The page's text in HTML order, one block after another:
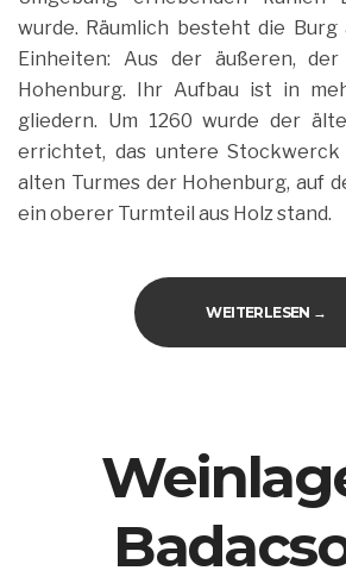
wurde. Räumlich besteht die
Einheiten: Aus der äußeren,
Hohenburg. Ihr Aufbau ist in
gliedern. Um 1260 wurde der
errichtet, das untere Stockwerck
alten Turmes der Hohenburg, auf
ein oberer Turmteil aus Holz stand.
WEITERLESEN →